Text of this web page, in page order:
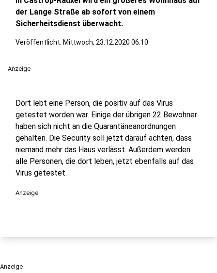
der Lange Straße ab sofort von einem
Sicherheitsdienst überwacht.
Veröffentlicht: Mittwoch, 23.12.2020 06:10
Anzeige
Dort lebt eine Person, die positiv auf das Virus
getestet worden war. Einige der übrigen 22 Bewohner
haben sich nicht an die Quarantäneanordnungen
gehalten. Die Security soll jetzt darauf achten, dass
niemand mehr das Haus verlässt. Außerdem werden
alle Personen, die dort leben, jetzt ebenfalls auf das
Virus getestet.
Anzeige
Anzeige